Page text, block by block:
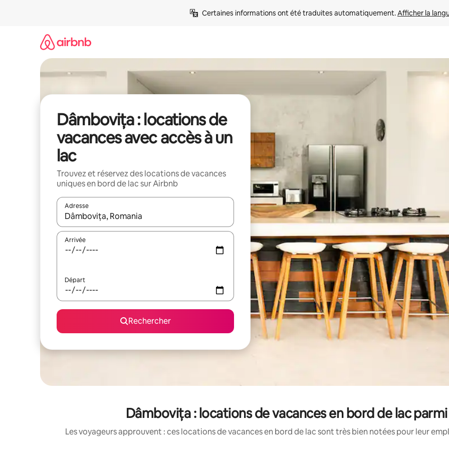
Certaines informations ont été traduites automatiquement. Afficher la
Dâmbovița : locations de
vacances avec accès à un
lac
Trouvez et réservez des locations de vacances
uniques en bord de lac sur Airbnb
Adresse
Lorsque les résultats s'affichent, utilisez les flèches vers le haut et vers le bas pour les parcourir ou en appuyant et en
Arrivée
Départ
Rechercher
Dâmbovița : locations de vacances en bord de lac
Les voyageurs approuvent : ces locations de vacances en bord de lac sont très bien notées pour leur